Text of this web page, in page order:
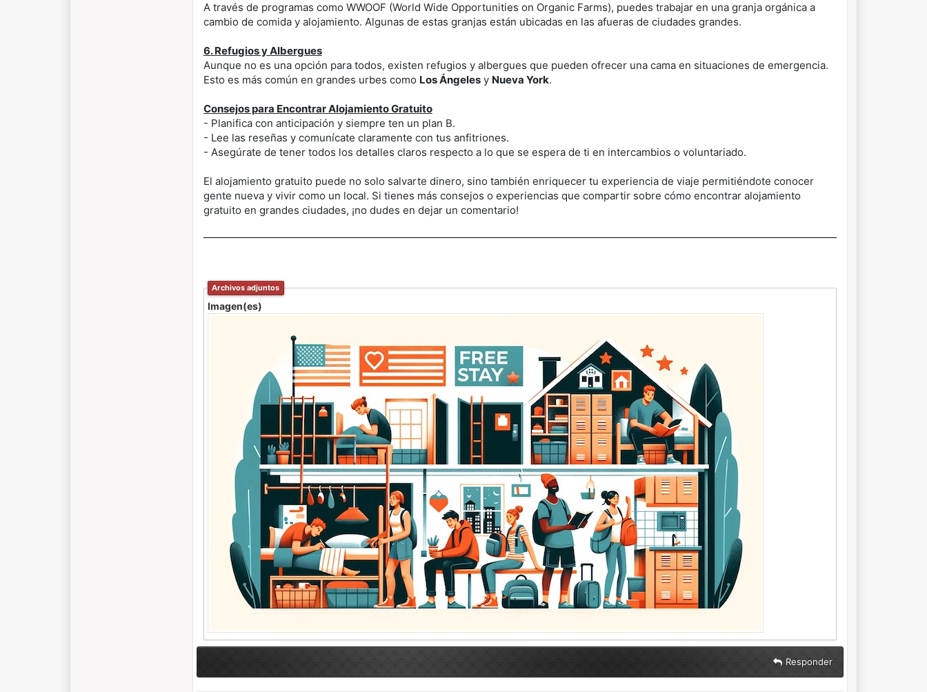
A través de programas como WWOOF (World Wide Opportunities on Organic Farms), puedes trabajar en una granja orgánica a
cambio de comida y alojamiento. Algunas de estas granjas están ubicadas en las afueras de ciudades grandes.
6. Refugios y Albergues
Aunque no es una opción para todos, existen refugios y albergues que pueden ofrecer una cama en situaciones de emergencia.
Esto es más común en grandes urbes como Los Ángelesy Nueva York.
Consejos para Encontrar Alojamiento Gratuito
- Planifica con anticipación y siempre ten un plan B.
- Lee las reseñas y comunícate claramente con tus anfitriones.
- Asegúrate de tener todos los detalles claros respecto a lo que se espera de ti en intercambios o voluntariado.
El alojamiento gratuito puede no solo salvarte dinero, sino también enriquecer tu experiencia de viaje permitiéndote conocer
gente nueva y vivir como un local. Si tienes más consejos o experiencias que compartir sobre cómo encontrar alojamiento
gratuito en grandes ciudades, ¡no dudes en dejar un comentario!
Archivos adjuntos
Imagen(es)
Responder